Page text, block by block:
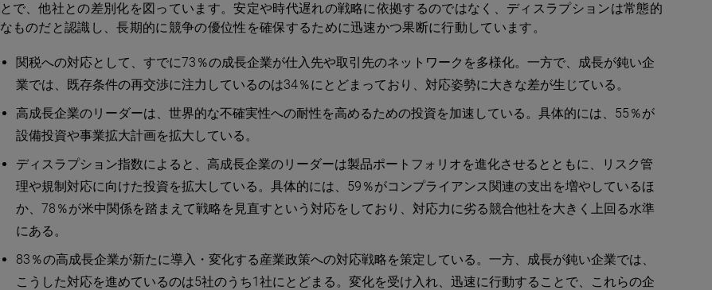
とで、他社との差別化を図っています。安定や時代遅れの戦略に依拠するのではなく、ディスラプションは常態的
なものだと認識し、長期的に競争の優位性を確保するために迅速かつ果断に行動しています。
関税への対応として、すでに73％の成長企業が仕入先や取引先のネットワークを多様化。一方で、成長が鈍い企
業では、既存条件の再交渉に注力しているのは34％にとどまっており、対応姿勢に大きな差が生じている。
高成長企業のリーダーは、世界的な不確実性への耐性を高めるための投資を加速している。具体的には、55％が
設備投資や事業拡大計画を拡大している。
ディスラプション指数によると、高成長企業のリーダーは製品ポートフォリオを進化させるとともに、リスク管
理や規制対応に向けた投資を拡大している。具体的には、59％がコンプライアンス関連の支出を増やしているほ
か、78％が米中関係を踏まえて戦略を見直すという対応をしており、対応力に劣る競合他社を大きく上回る水準
にある。
83％の高成長企業が新たに導入・変化する産業政策への対応戦略を策定している。一方、成長が鈍い企業では、
こうした対応を進めているのは5社のうち1社にとどまる。変化を受け入れ、迅速に行動することで、これらの企